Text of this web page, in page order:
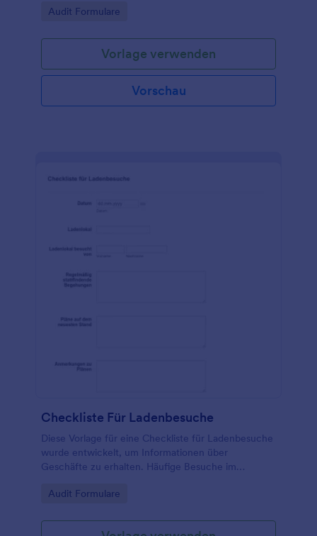
Go to Category:
Audit Formulare
Vorlage verwenden
Vorschau
Checkliste Für Ladenbesuche
Diese Vorlage für eine Checkliste für Ladenbesuche
wurde entwickelt, um Informationen über
Geschäfte zu erhalten. Häufige Besuche im
zu verbessern. Diese Vorlage für eine Checkliste für
verbessern.
Go to Category:
Audit Formulare